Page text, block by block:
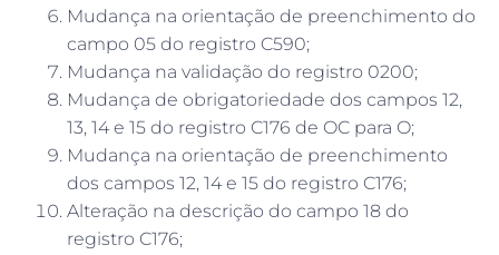
Mudança na orientação de preenchimento do
campo 05 do registro C590;
Mudança na validação do registro 0200;
Mudança de obrigatoriedade dos campos 12,
13, 14 e 15 do registro C176 de OC para O;
Mudança na orientação de preenchimento
dos campos 12, 14 e 15 do registro C176;
Alteração na descrição do campo 18 do
registro C176;